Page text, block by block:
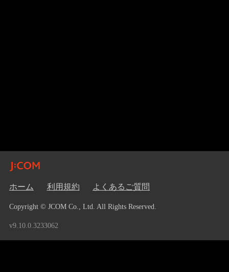
ホーム 利用規約 よくあるご質問
Copyright © JCOM Co., Ltd. All Rights Reserved.
v9.10.0.3233062